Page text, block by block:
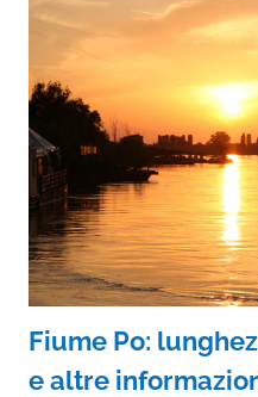
Fiume Po:
e altre